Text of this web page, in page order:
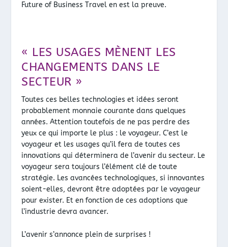
Future of Business Travel en est la preuve.
« LES USAGES MÈNENT LES
CHANGEMENTS DANS LE
SECTEUR »
Toutes ces belles technologies et idées seront
probablement monnaie courante dans quelques
années. Attention toutefois de ne pas perdre des
yeux ce qui importe le plus : le voyageur. C’est le
voyageur et les usages qu’il fera de toutes ces
innovations qui déterminera de l’avenir du secteur. Le
voyageur sera toujours l’élément clé de toute
stratégie. Les avancées technologiques, si innovantes
soient-elles, devront être adoptées par le voyageur
pour exister. Et en fonction de ces adoptions que
l’industrie devra avancer.
L’avenir s’annonce plein de surprises !